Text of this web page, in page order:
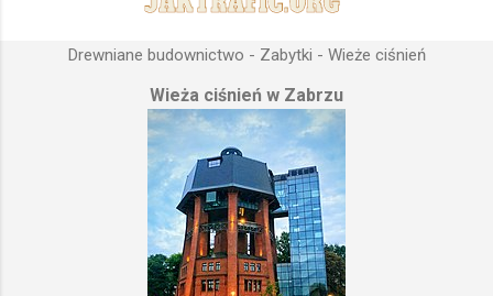
Drewniane budownictwo - Zabytki - Wieże ciśnień
Wieża ciśnień w Zabrzu